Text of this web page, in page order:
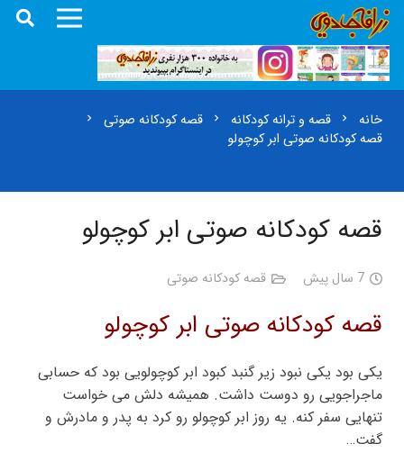
خانه chevron_right قصه و ترانه کودکانه chevron_right قصه کودکانه صوتی chevron_right
قصه کودکانه صوتی ابر کوچولو
قصه کودکانه صوتی ابر کوچولو
7 سال پیش قصه کودکانه صوتی
قصه کودکانه صوتی ابر کوچولو
یکی بود یکی نبود زیر گنبد کبود ابر کوچولویی بود که حسابی
ماجراجویی رو دوست داشت. همیشه دلش می خواست
تنهایی سفر کنه. یه روز ابر کوچولو رو کرد به پدر و مادرش و
گفت…